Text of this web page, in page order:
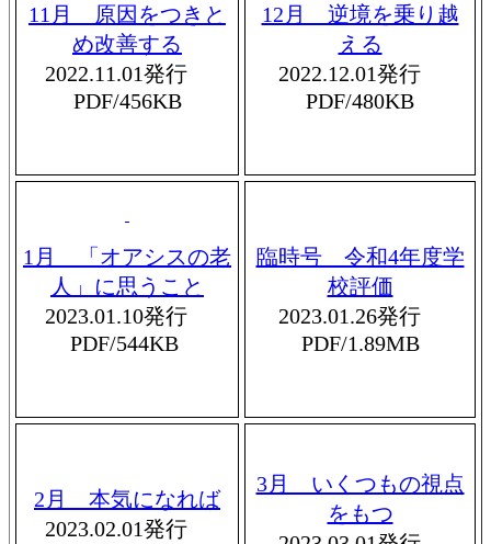
11月 原因をつきと
め改善する
2022.11.01発行
PDF/456KB
12月 逆境を乗り越
える
2022.12.01発行
PDF/480KB
1月 「オアシスの老
人」に思うこと
2023.01.10発行
PDF/544KB
臨時号 令和4年度学
校評価
2023.01.26発行
PDF/1.89MB
2月 本気になれば
2023.02.01発行
3月 いくつもの視点
をもつ